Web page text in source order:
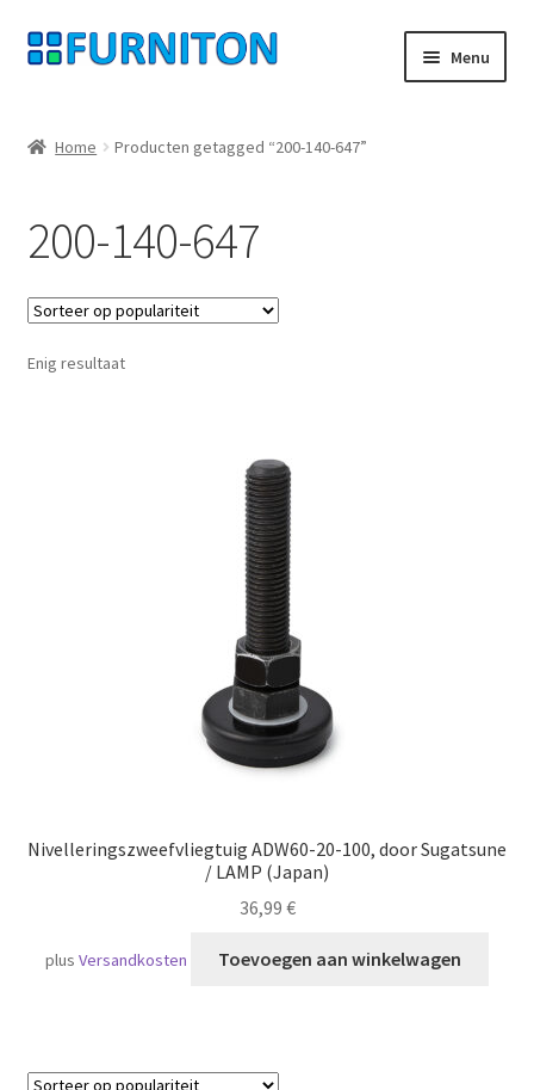
Ga
door
navigatie
Ga
naar
inhoud
Menu
Gegevensbescherming
Herroepingsrecht
Neem contact op met
Home Producten getagged “200-140-647”
200-140-647
Enig resultaat
Nivelleringszweefvliegtuig ADW60-20-100, door Sugatsune
/ LAMP (Japan)
36,99 €
plusVersandkosten Toevoegen aan winkelwagen